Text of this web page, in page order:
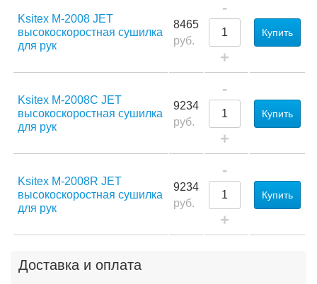
Ksitex M-2008 JET
высокоскоростная сушилка
для рук
8465
руб.
-
+
Купить
Ksitex M-2008C JET
высокоскоростная сушилка
для рук
9234
руб.
-
+
Купить
Ksitex M-2008R JET
высокоскоростная сушилка
для рук
9234
руб.
-
+
Купить
Доставка и оплата